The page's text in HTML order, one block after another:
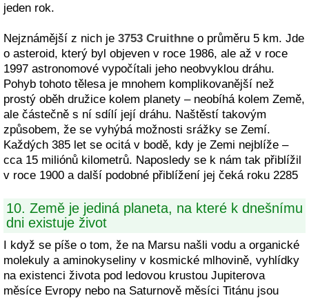
jeden rok.
Nejznámější z nich je 3753 Cruithne o průměru 5 km. Jde
o asteroid, který byl objeven v roce 1986, ale až v roce
1997 astronomové vypočítali jeho neobvyklou dráhu.
Pohyb tohoto tělesa je mnohem komplikovanější než
prostý oběh družice kolem planety – neobíhá kolem Země,
ale částečně s ní sdílí její dráhu. Naštěstí takovým
způsobem, že se vyhýbá možnosti srážky se Zemí.
Každých 385 let se ocitá v bodě, kdy je Zemi nejblíže –
cca 15 miliónů kilometrů. Naposledy se k nám tak přiblížil
v roce 1900 a další podobné přiblížení jej čeká roku 2285
10. Země je jediná planeta, na které k dnešnímu
dni existuje život
I když se píše o tom, že na Marsu našli vodu a organické
molekuly a aminokyseliny v kosmické mlhovině, vyhlídky
na existenci života pod ledovou krustou Jupiterova
měsíce Evropy nebo na Saturnově měsíci Titánu jsou